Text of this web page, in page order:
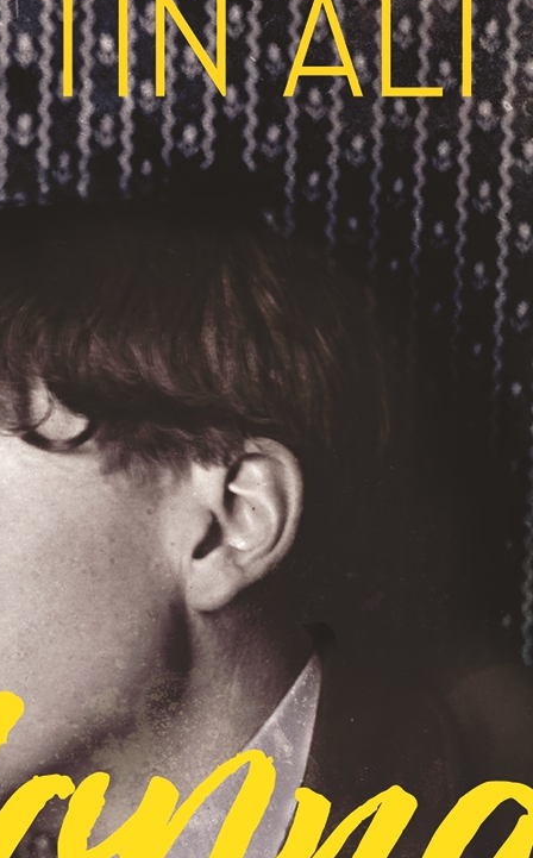
författare
ämnen
Bokcirkel
Deckare E-böcker
Filmatiseringar Framsidor
Kvinnors liv Kärlek
Läsa Mord Nobelpriset
Nyutkommet Personligt Poesi
& samhälle Prisbelönt
Relationer Sorg
Storbritannien Summeringar
Tonår Ungdomsböcker
USA Utläst Vill läsa